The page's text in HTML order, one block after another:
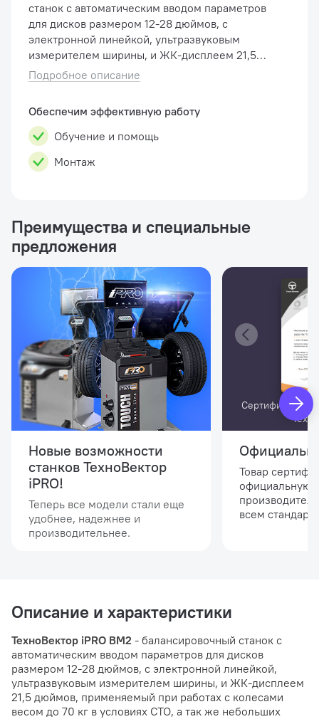
станок с автоматическим вводом параметров
для дисков размером 12-28 дюймов, с
электронной линейкой, ультразвуковым
измерителем ширины, и ЖК-дисплеем 21,5
дюймов, применяемый при работах с колесами
весом до 70 кг в условиях СТО, а так же небо...
Подробное описание
Обеспечим эффективную работу
Обучение и помощь
Монтаж
Преимущества и специальные
предложения
Новые возможности
станков ТехноВектор
iPRO!
Теперь все модели стали еще
удобнее, надежнее и
производительнее.
Сертификат
Товар
официальную
всем
Описание и характеристики
ТехноВектор iPRO BM2 - балансировочный станок с
автоматическим вводом параметров для дисков
размером 12-28 дюймов, с электронной линейкой,
ультразвуковым измерителем ширины, и ЖК-дисплеем
21,5 дюймов, применяемый при работах с колесами
весом до 70 кг в условиях СТО, а так же небольших